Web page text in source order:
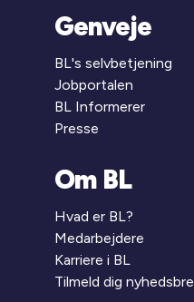
Genveje
BL's selvbetjening
Jobportalen
BL Informerer
Presse
Om BL
Hvad er BL?
Medarbejdere
Karriere i BL
Tilmeld dig